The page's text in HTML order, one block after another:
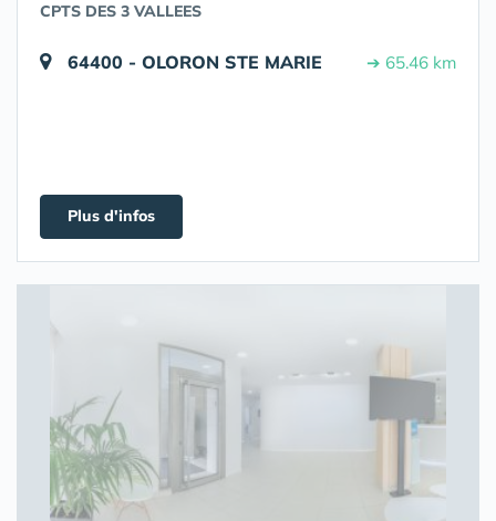
CPTS DES 3 VALLEES
64400 - OLORON STE MARIE ➔ 65.46 km
Plus d'infos